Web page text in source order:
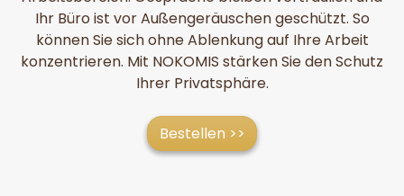
Ihr Büro ist vor Außengeräuschen geschützt. So
können Sie sich ohne Ablenkung auf Ihre Arbeit
konzentrieren. Mit NOKOMIS stärken Sie den Schutz
Ihrer Privatsphäre.
Bestellen >>